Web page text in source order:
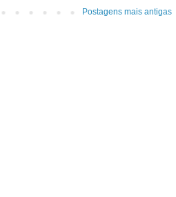
Postagens mais antigas